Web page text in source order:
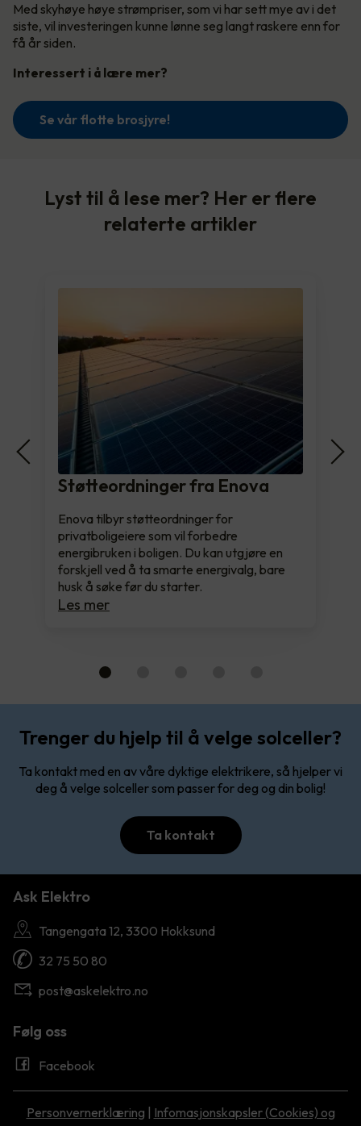
Med skyhøye høye strømpriser, som vi har sett mye av i det
siste, vil investeringen kunne lønne seg langt raskere enn for
få år siden.
Interessert i å lære mer?
Se vår flotte brosjyre!
Lyst til å lese mer? Her er flere
relaterte artikler
Støtteordninger fra Enova
Enova tilbyr støtteordninger for
privatboligeiere som vil forbedre
energibruken i boligen. Du kan utgjøre en
forskjell ved å ta smarte energivalg, bare
husk å søke før du starter.
Les mer
Trenger du hjelp til å velge solceller?
Ta kontakt med en av våre dyktige elektrikere, så hjelper vi
deg å velge solceller som passer for deg og din bolig!
Ta kontakt
Ask Elektro
Tangengata 12, 3300 Hokksund
32 75 50 80
post@askelektro.no
Følg oss
Facebook
Personvernerklæring
Infomasjonskapsler (Cookies) og